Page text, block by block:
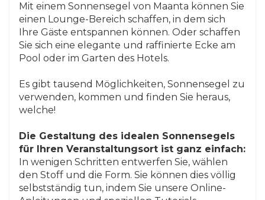
Mit einem Sonnensegel von Maanta können Sie
einen Lounge-Bereich schaffen, in dem sich
Ihre Gäste entspannen können. Oder schaffen
Sie sich eine elegante und raffinierte Ecke am
Pool oder im Garten des Hotels.
Es gibt tausend Möglichkeiten, Sonnensegel zu
verwenden, kommen und finden Sie heraus,
welche!
Die Gestaltung des idealen Sonnensegels
für Ihren Veranstaltungsort ist ganz einfach:
In wenigen Schritten entwerfen Sie, wählen
den Stoff und die Form. Sie können dies völlig
selbstständig tun, indem Sie unsere Online-